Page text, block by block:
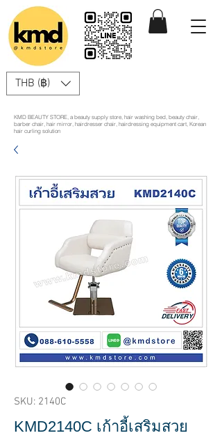
THB (฿)
KMD BEAUTY STORE, a beauty supply store, hair washing bed, beauty chair,
barber chair, hair mirror, hairdresser chair, hairdressing equipment cart, Korean
hair curling solution
SKU: 2140C
KMD2140C เก้าอี้เสริมสวย